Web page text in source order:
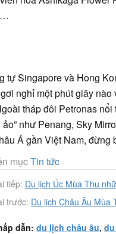
tự Singapore và Hong
nghỉ một phút giây
tháp đôi Petronas
ảo” như Penang, Sky
Á gần Việt Nam, đừng
mụcTin tức
tiếp: Du lịch Úc Mùa Thu
trước: Du lịch Châu Âu Mùa
dẫn: du lịch châu âu,